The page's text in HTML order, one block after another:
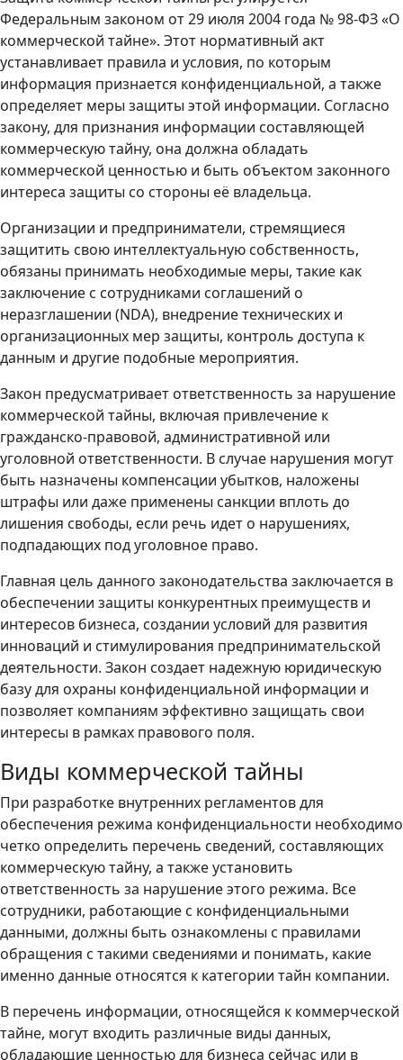
Федеральным законом от 29 июля 2004 года № 98-ФЗ «О
коммерческой тайне». Этот нормативный акт
устанавливает правила и условия, по которым
информация признается конфиденциальной, а также
определяет меры защиты этой информации. Согласно
закону, для признания информации составляющей
коммерческую тайну, она должна обладать
коммерческой ценностью и быть объектом законного
интереса защиты со стороны её владельца.
Организации и предприниматели, стремящиеся
защитить свою интеллектуальную собственность,
обязаны принимать необходимые меры, такие как
заключение с сотрудниками соглашений о
неразглашении (NDA), внедрение технических и
организационных мер защиты, контроль доступа к
данным и другие подобные мероприятия.
Закон предусматривает ответственность за нарушение
коммерческой тайны, включая привлечение к
гражданско-правовой, административной или
уголовной ответственности. В случае нарушения могут
быть назначены компенсации убытков, наложены
штрафы или даже применены санкции вплоть до
лишения свободы, если речь идет о нарушениях,
подпадающих под уголовное право.
Главная цель данного законодательства заключается в
обеспечении защиты конкурентных преимуществ и
интересов бизнеса, создании условий для развития
инноваций и стимулирования предпринимательской
деятельности. Закон создает надежную юридическую
базу для охраны конфиденциальной информации и
позволяет компаниям эффективно защищать свои
интересы в рамках правового поля.
Виды коммерческой тайны
При разработке внутренних регламентов для
обеспечения режима конфиденциальности необходимо
четко определить перечень сведений, составляющих
коммерческую тайну, а также установить
ответственность за нарушение этого режима. Все
сотрудники, работающие с конфиденциальными
данными, должны быть ознакомлены с правилами
обращения с такими сведениями и понимать, какие
именно данные относятся к категории тайн компании.
В перечень информации, относящейся к коммерческой
тайне, могут входить различные виды данных,
обладающие ценностью для бизнеса сейчас или в